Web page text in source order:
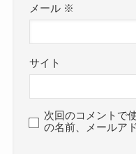
メール ※
サイト
次回のコメントで
の名前、メールア